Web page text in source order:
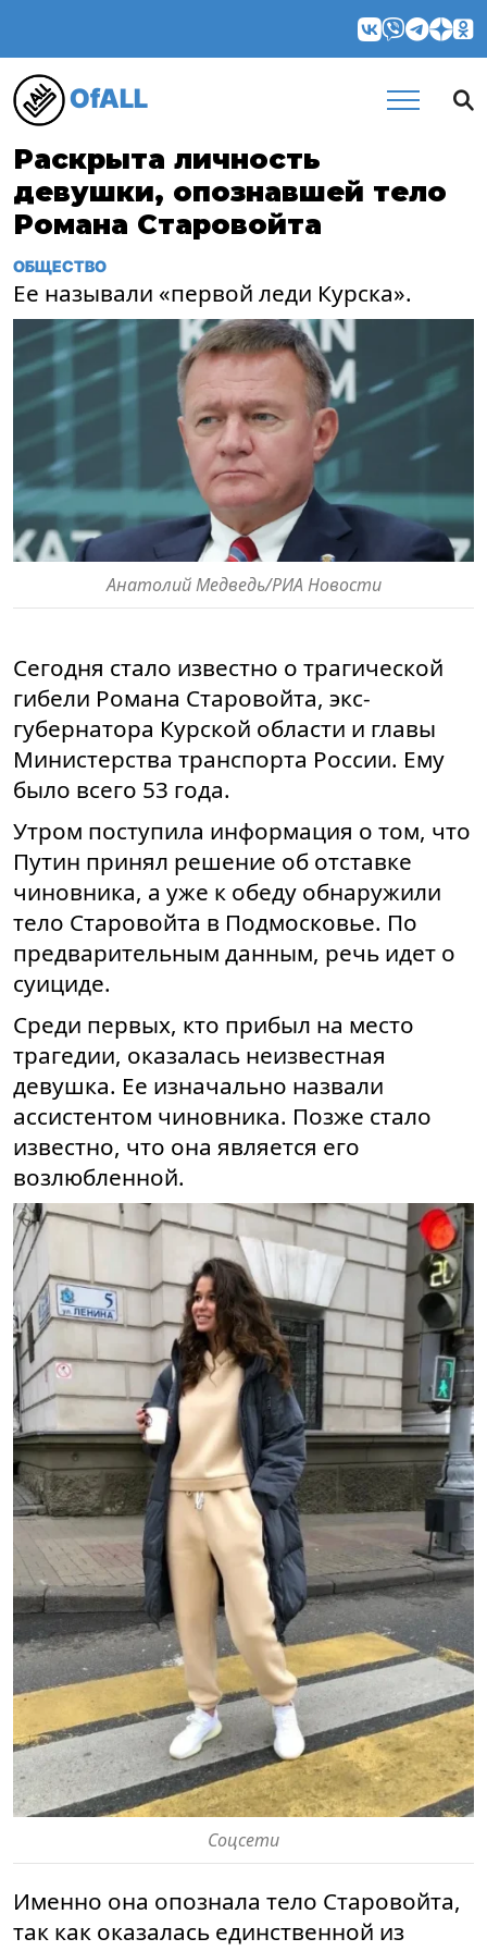
OfALL
Раскрыта личность
девушки, опознавшей тело
Романа Старовойта
ОБЩЕСТВО
Ее называли «первой леди Курска».
Анатолий Медведь/РИА Новости
Сегодня стало известно о трагической
гибели Романа Старовойта, экс-
губернатора Курской области и главы
Министерства транспорта России. Ему
было всего 53 года.
Утром поступила информация о том, что
Путин принял решение об отставке
чиновника, а уже к обеду обнаружили
тело Старовойта в Подмосковье. По
предварительным данным, речь идет о
суициде.
Среди первых, кто прибыл на место
трагедии, оказалась неизвестная
девушка. Ее изначально назвали
ассистентом чиновника. Позже стало
известно, что она является его
возлюбленной.
Соцсети
Именно она опознала тело Старовойта,
так как оказалась единственной из